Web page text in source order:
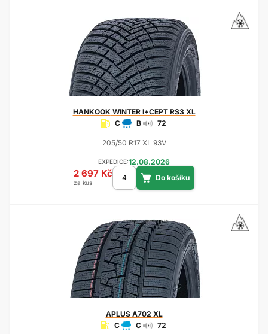
HANKOOK WINTER I*CEPT RS3 XL
C
B 72
205/50 R17 XL 93V
EXPEDICE:12.08.2026
2 697 Kč
za kus
APLUSA702 XL
C
C 72